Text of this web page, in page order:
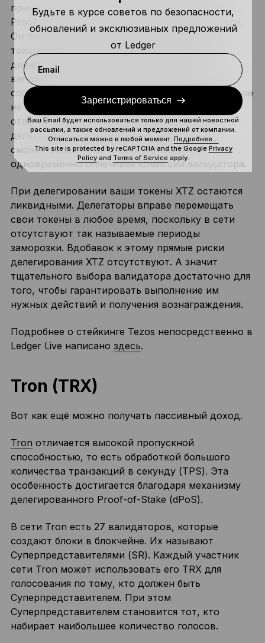
применения, который использует протокол
Proof-of-Stake для гарантии безопасности сети.
Он предполагает возможность держателей
токенов делегировать свои счета другим
держателям монет, которых называют
валидаторами. При этом передавать право
собственности на криптоактивы в данном случае
не нужно. Соответственно, валидаторы
отвечают за безопасность сети от имени
делегаторов. Таким образом пользователь
сможет зарабатывать вознаграждения,
одновременно оплачивая комиссии валидатора.
При делегировании ваши токены XTZ остаются
ликвидными. Делегаторы вправе перемещать
свои токены в любое время, поскольку в сети
отсутствуют так называемые периоды
заморозки. Вдобавок к этому прямые риски
делегирования XTZ отсутствуют. А значит
тщательного выбора валидатора достаточно для
того, чтобы гарантировать выполнение им
нужных действий и получения вознаграждения.
Подробнее о стейкинге Tezos непосредственно в
Ledger Live написано здесь.
Tron (TRX)
Вот как ещё можно получать пассивный доход.
Tron отличается высокой пропускной
способностью, то есть обработкой большого
количества транзакций в секунду (TPS). Эта
особенность достигается благодаря механизму
делегированного Proof-of-Stake (dPoS).
В сети Tron есть 27 валидаторов, которые
создают блоки в блокчейне. Их называют
Суперпредставителями (SR). Каждый участник
сети Tron может использовать его TRX для
голосования по тому, кто должен быть
Суперпредставителем. При этом
Суперпредставителем становится тот, кто
набирает наибольшее количество голосов.
Будьте в курсе советов по безопасности,
обновлений и эксклюзивных предложений
от Ledger
Email
Зарегистрироваться
Ваш Email будет использоваться только для нашей новостной
рассылки, а также обновлений и предложений от компании.
Отписаться можно в любой момент. Подробнее…
This site is protected by reCAPTCHA and the Google Privacy
Policyand Terms of Serviceapply.